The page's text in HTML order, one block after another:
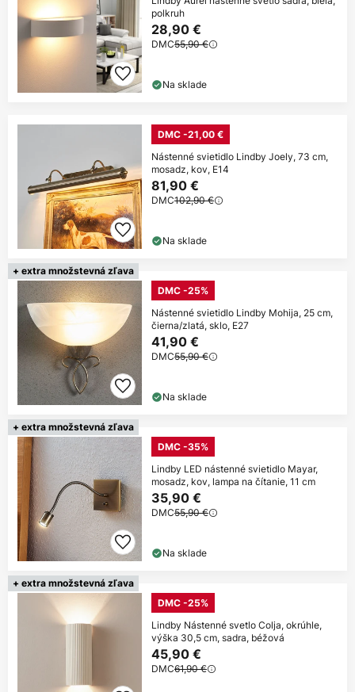
polkruh
28,90 €
DMC55,90 €
Na sklade
DMC -21,00 €
Nástenné svietidlo Lindby Joely, 73 cm,
mosadz, kov, E14
81,90 €
DMC102,90 €
Na sklade
+ extra množstevná zľava
DMC -25%
Nástenné svietidlo Lindby Mohija, 25 cm,
čierna/zlatá, sklo, E27
41,90 €
DMC55,90 €
Na sklade
+ extra množstevná zľava
DMC -35%
Lindby LED nástenné svietidlo Mayar,
mosadz, kov, lampa na čítanie, 11 cm
35,90 €
DMC55,90 €
Na sklade
+ extra množstevná zľava
DMC -25%
Lindby Nástenné svetlo Colja, okrúhle,
výška 30,5 cm, sadra, béžová
45,90 €
DMC61,90 €